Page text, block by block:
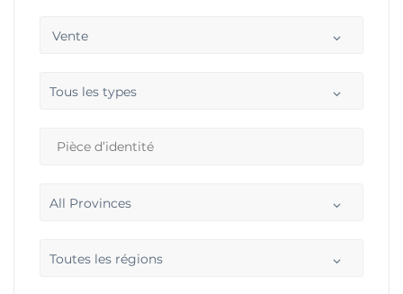
Vente
Tous les types
All Provinces
Toutes les régions